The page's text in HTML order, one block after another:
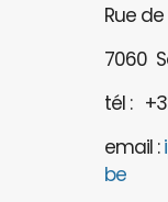
Rue
7060
tél :
email :
be